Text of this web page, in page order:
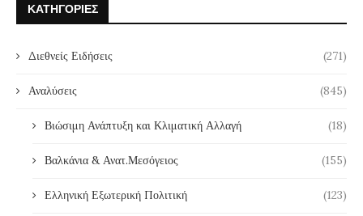
ΚΑΤΗΓΟΡΊΕΣ
Διεθνείς Ειδήσεις (271)
Αναλύσεις (845)
Βιώσιμη Ανάπτυξη και Κλιματική Αλλαγή (18)
Βαλκάνια & Ανατ.Μεσόγειος (155)
Ελληνική Εξωτερική Πολιτική (123)